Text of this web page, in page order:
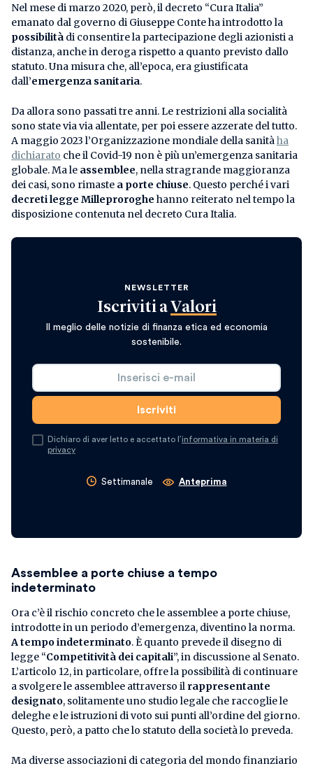
Nel mese di marzo 2020, però, il decreto “Cura Italia”
emanato dal governo di Giuseppe Conte ha introdotto la
possibilità di consentire la partecipazione degli azionisti a
distanza, anche in deroga rispetto a quanto previsto dallo
statuto. Una misura che, all’epoca, era giustificata
dall’emergenza sanitaria.
Da allora sono passati tre anni. Le restrizioni alla socialità
sono state via via allentate, per poi essere azzerate del tutto.
A maggio 2023 l’Organizzazione mondiale della sanitàha
dichiarato che il Covid-19 non è più un’emergenza sanitaria
globale. Ma le assemblee, nella stragrande maggioranza
dei casi, sono rimaste a porte chiuse. Questo perché i vari
decreti legge Milleproroghe hanno reiterato nel tempo la
disposizione contenuta nel decreto Cura Italia.
NEWSLETTER
Iscriviti a Valori
Il meglio delle notizie di finanza etica ed economia
sostenibile.
Dichiaro di aver letto e accettato l’informativa in materia di
privacy
Settimanale Anteprima
Assemblee a porte chiuse a tempo
indeterminato
Ora c’è il rischio concreto che le assemblee a porte chiuse,
introdotte in un periodo d’emergenza, diventino la norma.
A tempo indeterminato. È quanto prevede il disegno di
legge “Competitività dei capitali”, in discussione al Senato.
L’articolo 12, in particolare, offre la possibilità di continuare
a svolgere le assemblee attraverso il rappresentante
designato, solitamente uno studio legale che raccoglie le
deleghe e le istruzioni di voto sui punti all’ordine del giorno.
Questo, però, a patto che lo statuto della società lo preveda.
Ma diverse associazioni di categoria del mondo finanziario